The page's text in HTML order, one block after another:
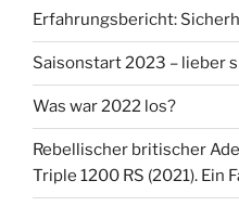
Erfahrungsbericht:
Saisonstart 2023 – lieber
Was war 2022 los?
Rebellischer britischer
Triple 1200 RS (2021). Ein